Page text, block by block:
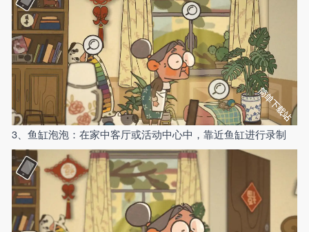
3、鱼缸泡泡：在家中客厅或活动中心中，靠近鱼缸进行录制